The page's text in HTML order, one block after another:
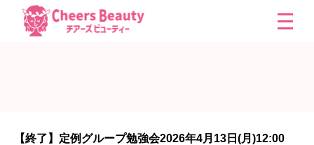
【終了】定例グループ勉強会2026年4月13日(月)12:00